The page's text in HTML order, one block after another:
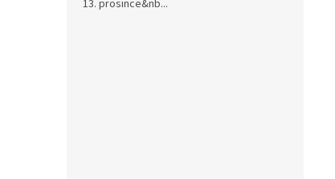
13. prosince&nb...